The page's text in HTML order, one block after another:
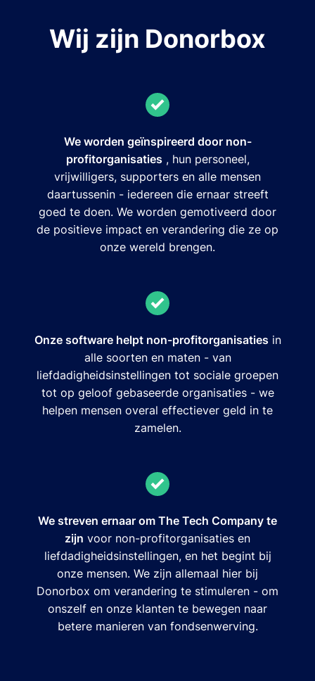
Wij zijn Donorbox
We worden geïnspireerd door non-
profitorganisaties, hun personeel,
vrijwilligers, supporters en alle mensen
daartussenin - iedereen die ernaar streeft
goed te doen. We worden gemotiveerd door
de positieve impact en verandering die ze op
onze wereld brengen.
Onze software helpt non-profitorganisatiesin
alle soorten en maten - van
liefdadigheidsinstellingen tot sociale groepen
tot op geloof gebaseerde organisaties - we
helpen mensen overal effectiever geld in te
zamelen.
We streven ernaar om The Tech Company te
zijn voor non-profitorganisaties en
liefdadigheidsinstellingen, en het begint bij
onze mensen. We zijn allemaal hier bij
Donorbox om verandering te stimuleren - om
onszelf en onze klanten te bewegen naar
betere manieren van fondsenwerving.